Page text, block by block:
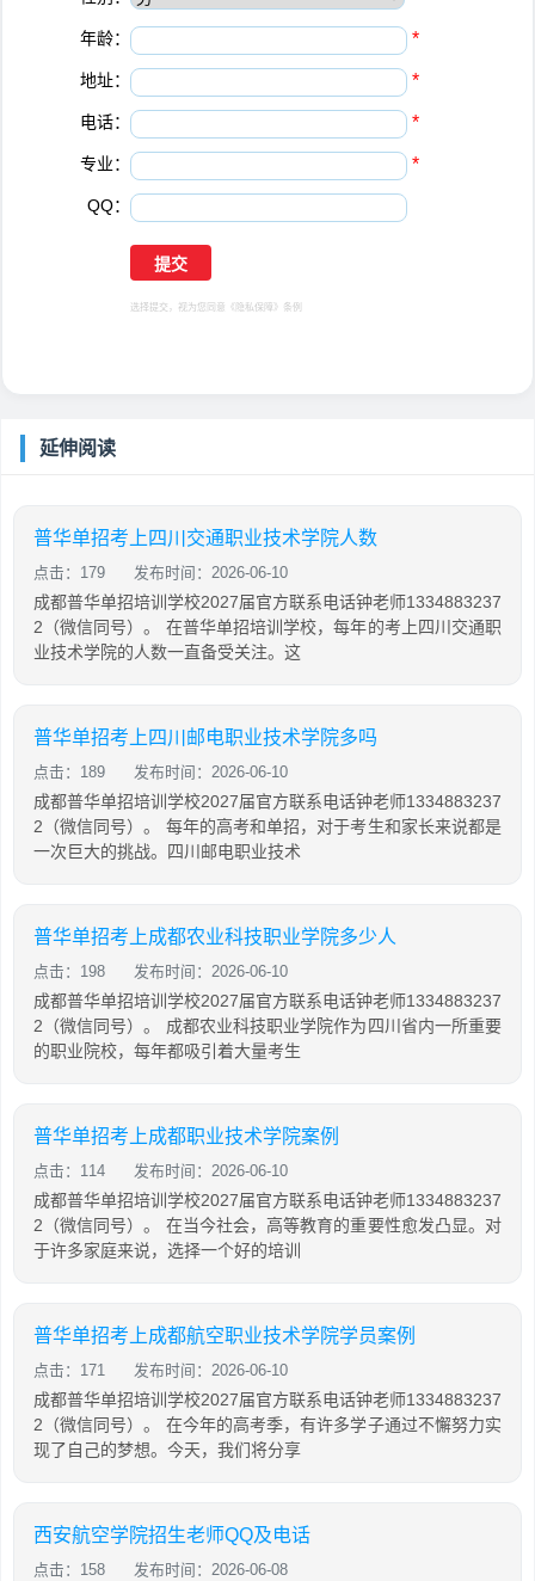
年龄： *
地址： *
电话： *
专业： *
QQ：
选择提交，视为您同意 《隐私保障》 条例
延伸阅读
普华单招考上四川交通职业技术学院人数
点击：179 发布时间：2026-06-10
成都普华单招培训学校2027届官方联系电话钟老师1334883237
2（微信同号）。 在普华单招培训学校，每年的考上四川交通职
业技术学院的人数一直备受关注。这
普华单招考上四川邮电职业技术学院多吗
点击：189 发布时间：2026-06-10
成都普华单招培训学校2027届官方联系电话钟老师1334883237
2（微信同号）。 每年的高考和单招，对于考生和家长来说都是
一次巨大的挑战。四川邮电职业技术
普华单招考上成都农业科技职业学院多少人
点击：198 发布时间：2026-06-10
成都普华单招培训学校2027届官方联系电话钟老师1334883237
2（微信同号）。 成都农业科技职业学院作为四川省内一所重要
的职业院校，每年都吸引着大量考生
普华单招考上成都职业技术学院案例
点击：114 发布时间：2026-06-10
成都普华单招培训学校2027届官方联系电话钟老师1334883237
2（微信同号）。 在当今社会，高等教育的重要性愈发凸显。对
于许多家庭来说，选择一个好的培训
普华单招考上成都航空职业技术学院学员案例
点击：171 发布时间：2026-06-10
成都普华单招培训学校2027届官方联系电话钟老师1334883237
2（微信同号）。 在今年的高考季，有许多学子通过不懈努力实
现了自己的梦想。今天，我们将分享
西安航空学院招生老师QQ及电话
点击：158 发布时间：2026-06-08